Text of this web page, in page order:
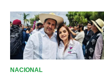
NACIONAL